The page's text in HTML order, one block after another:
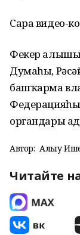
Сара видео-
Фекер
Думаһы,
башҡарма
Федерацияһы
органдары
Автор: Алһыу
Читайте